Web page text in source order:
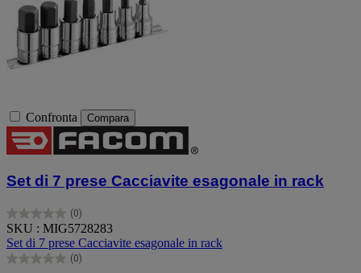
Confronta Compara
Set di 7 prese Cacciavite esagonale in rack
(0)
0.0
su
5
stelle.
SKU : MIG5728283
Set di 7 prese Cacciavite esagonale in rack
(0)
0.0